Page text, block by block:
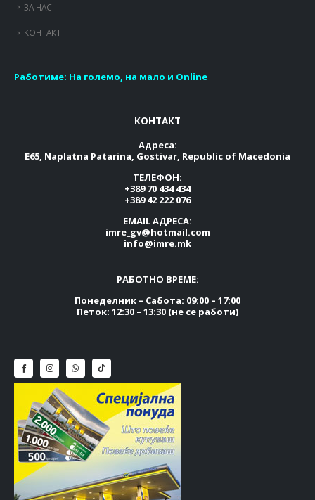
ЗА НАС
КОНТАКТ
Работиме: На големо, на мало и Online
КОНТАКТ
Адреса:
E65, Naplatna Patarina, Gostivar, Republic of Macedonia
ТЕЛЕФОН:
+389 70 434 434
+389 42 222 076
EMAIL АДРЕСА:
imre_gv@hotmail.com
info@imre.mk
РАБОТНО ВРЕМЕ:
Понеделник – Сабота: 09:00 – 17:00
Петок: 12:30 – 13:30 (не се работи)